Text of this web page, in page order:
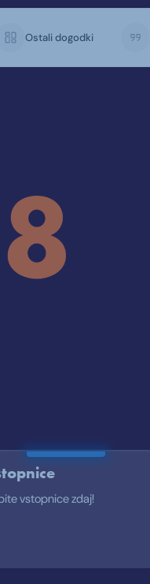
Ostali dogodki
vstopnice zdaj!